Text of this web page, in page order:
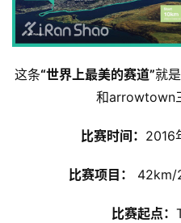
这条“世界上最美的赛道”就
和arrowtown
比赛时间： 2016
比赛项目： 42km/
比赛起点：